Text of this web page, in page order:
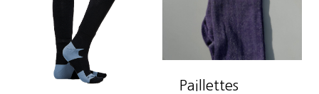
Paillettes